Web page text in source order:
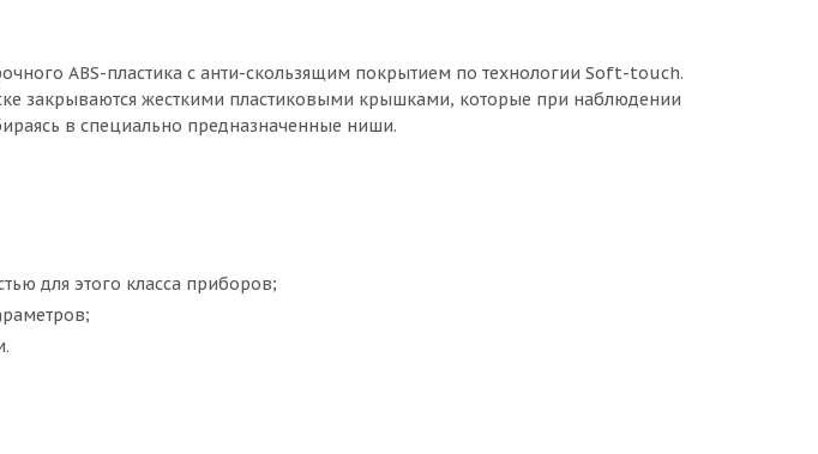
ABS-пластика с анти-скользящим покрытием по технологии Soft-touch.
закрываются жесткими пластиковыми крышками, которые при наблюдении
в специально предназначенные ниши.
для этого класса приборов;